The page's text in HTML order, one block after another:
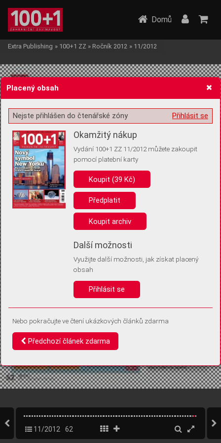
Žádost o souhlas s ukládáním volitelných informací
Pro základní fungování webu nepotřebujeme ukládat žádné informace
(tzv. cookies apod.). Rádi bychom vás ale požádali o souhlas s
uložením volitelných informací:
Anonymní unikátní ID
Díky němu příště poznáme, že se jedná o stejné zařízení, a
Identifikátor je zcela anonymní.
Vaše souhlasy a odmítnutí si ukládáme do vašeho zařízení, abychom se
vás už příště znovu neptali. Můžete je kdykoli později upravit ve Správě
Domů
Extra Publishing » 100+1 ZZ » Ročník 2012 » 11/2012
11/2012 62
Placený obsah
Přihlásit se
Nejste přihlášen do čtenářské zóny
Okamžitý nákup
Vydání 100+1 ZZ 11/2012 můžete zakoupit
pomocí platební karty
Koupit (39 Kč)
Předplatit
Koupit archiv
Další možnosti
Využijte další možnosti, jak získat placený
obsah
Přihlásit se
Nebo pokračujte ve čtení ukázkových článků zdarma
Předchozí článek zdarma